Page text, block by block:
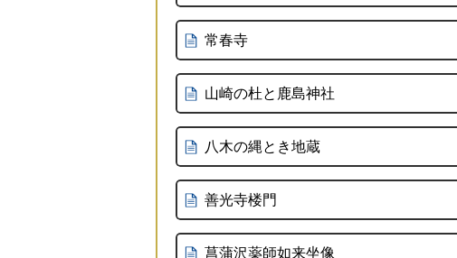
常春寺
山崎の杜と鹿島神社
八木の縄とき地蔵
善光寺楼門
菖蒲沢薬師如来坐像